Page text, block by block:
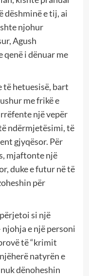
dëshminë e tij, ai
njohur
Agush
i dënuar me
të hetuesisë, bart
me frikë e
një vepër
ndërmjetësimi, të
gjyqësor. Për
mjaftonte një
duke e futur në të
për
si një
e një personi
të “krimit
natyrën e
dënoheshin